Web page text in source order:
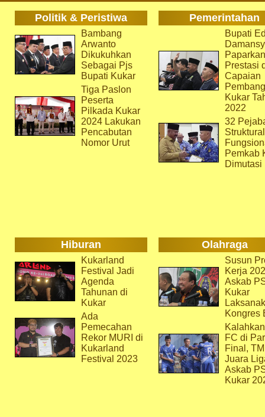
Politik & Peristiwa Pemerintahan
Bambang
Arwanto
Dikukuhkan
Sebagai Pjs
Bupati Kukar
Tiga Paslon
Peserta
Pilkada Kukar
2024 Lakukan
Pencabutan
Nomor Urut
Bupati
Paparkan
Prestasi
Capaian
Kukar
2022
32
Pemkab
Dimutasi
Hiburan Olahraga
Kukarland
Festival Jadi
Agenda
Tahunan di
Kukar
Ada
Pemecahan
Rekor MURI di
Kukarland
Festival 2023
Susun
Kerja
Askab
Kukar
Kongres
FC di
Final,
Juara
Askab
Kukar